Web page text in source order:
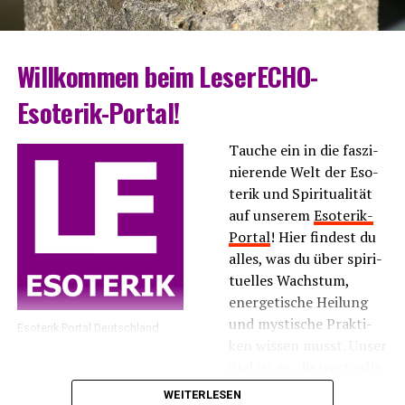
Will­kom­men beim LeserECHO-
Esoterik-Portal!
Eso­te­rik Por­tal Deutschland
Tau­che ein in die fas­zi­
nie­ren­de Welt der Eso­
te­rik und Spi­ri­tua­li­tät
auf unse­remEso­te­rik-
Por­tal! Hier fin­dest du
alles, was du über spi­ri­
tu­el­les Wachs­tum,
ener­ge­ti­sche Hei­lung
und mys­ti­sche Prak­ti­
Infor­ma­tio­nen und
WEITERLESEN